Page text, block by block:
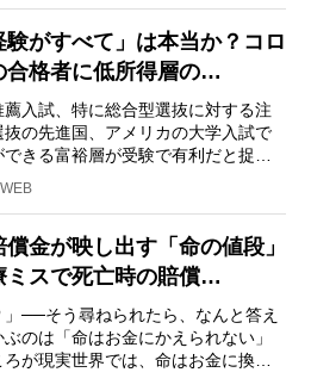
験がすべて」は本当か？コロ
合格者に低所得層の…
入試、特に総合型選抜に対する注
の先進国、アメリカの大学入試で
きる富裕層が受験で有利だと捉え
金が映し出す「命の値段」
スで死亡時の賠償…
」──そう尋ねられたら、なんと答え
のは「命はお金にかえられない」
が現実世界では、命はお金に換算